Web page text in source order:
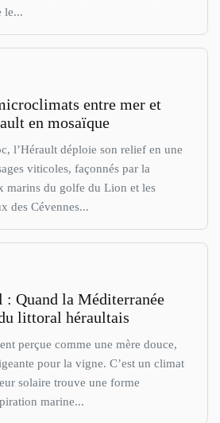
le...
entre mer et
en mosaïque
l’Hérault déploie son relief en une
viticoles, façonnés par la
marins du golfe du Lion et les
des Cévennes...
: Quand la Méditerranée
littoral héraultais
perçue comme une mère douce,
pour la vigne. C’est un climat
solaire trouve une forme
marine...